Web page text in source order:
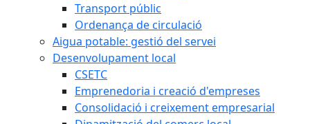
Transport públic
Ordenança de circulació
Aigua potable: gestió del servei
Desenvolupament local
CSETC
Emprenedoria i creació d'empreses
Consolidació i creixement empresarial